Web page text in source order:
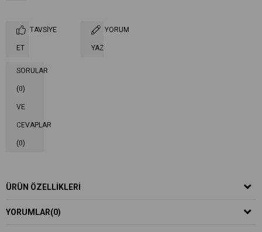
TAVSIYE
ET
YORUM
YAZ
SORULAR
(0)
VE
CEVAPLAR
(0)
ÜRÜN ÖZELLIKLERI
YORUMLAR(0)